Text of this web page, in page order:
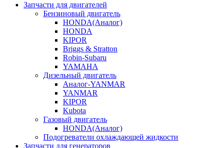
Запчасти для двигателей
Бензиновый двигатель
HONDA(Aналог)
HONDA
KIPOR
Briggs & Stratton
Robin-Subaru
YAMAHA
Дизельный двигатель
Аналог-YANMAR
YANMAR
KIPOR
Kubota
Газовый двигатель
HONDA(Aналог)
Подогреватели охлаждающей жидкости
Запчасти для генераторов